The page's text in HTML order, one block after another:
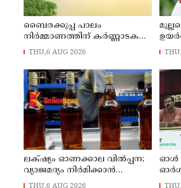
ബൈരക്കുപ്പ പാലം
നിർമ്മാണത്തിന് കർണ്ണാടക
സർക്കാറിന്റെ അനുമതി
THU,6 AUG 2026
ലക്‌ഷ്യം ഓണക്കാല വിൽപ്പന;
വ്യാജമദ്യം നിർമിക്കാൻ
എത്തിച്ച 1,350 ലിറ്റർ സ്പിരിറ്റ്
THU,6 AUG 2026
ഓൾ